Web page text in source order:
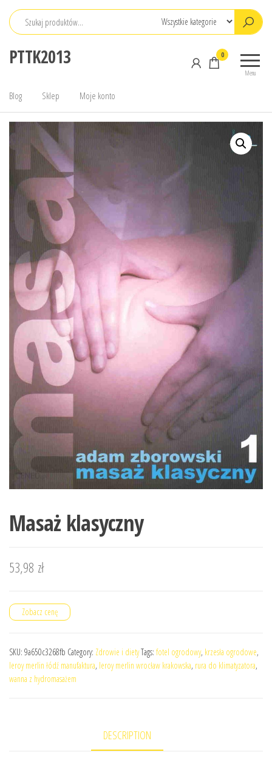
Przejdź
PTTK2013
Menu
0
Blog Sklep Moje konto
Masaż klasyczny
53,98 zł
Zobacz cenę
SKU: 9a650c3268fb Category: Zdrowie i dietyTags: fotel ogrodowy, krzesła ogrodowe,
leroy merlin łódź manufaktura, leroy merlin wrocław krakowska, rura do klimatyzatora,
wanna z hydromasażem
DESCRIPTION